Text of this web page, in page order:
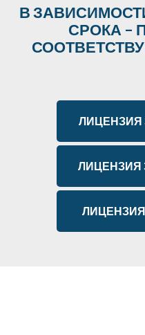
В
СРОКА –
ЛИЦЕНЗИЯ
ЛИЦЕНЗИЯ